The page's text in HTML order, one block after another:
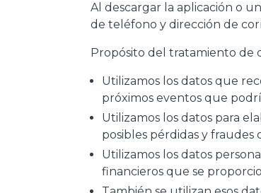
Al descargar la aplicación o
de teléfono y dirección de
Propósito del tratamiento de
Utilizamos los datos que
próximos eventos que
Utilizamos los datos para
posibles pérdidas y fraudes
Utilizamos los datos
financieros que se